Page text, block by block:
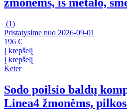
(1)
Pristatysime nuo 2026‑09‑01
196 €
Į krepšelį
Į krepšelį
Keter
Sodo poilsio baldų
Linea4 žmonėms,